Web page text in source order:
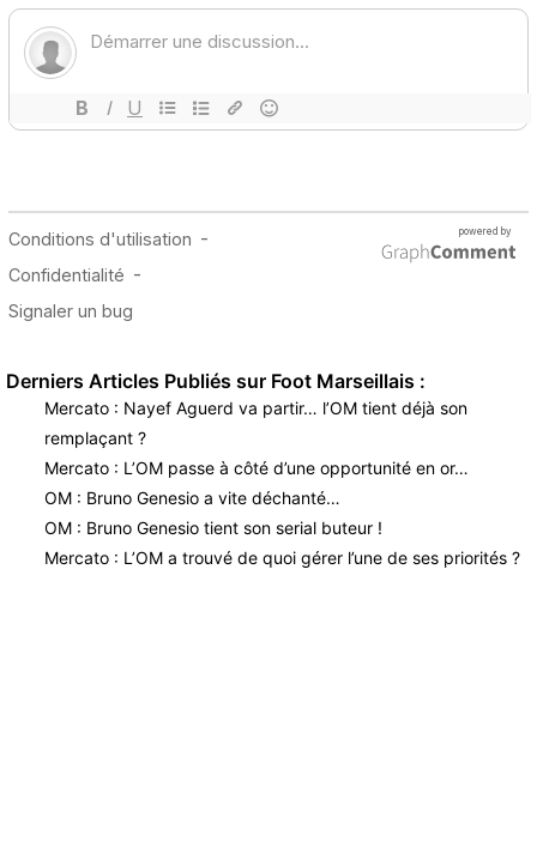
Derniers Articles Publiés sur Foot Marseillais :
Mercato : Nayef Aguerd va partir… l’OM tient déjà son
remplaçant ?
Mercato : L’OM passe à côté d’une opportunité en or…
OM : Bruno Genesio a vite déchanté…
OM : Bruno Genesio tient son serial buteur !
Mercato : L’OM a trouvé de quoi gérer l’une de ses priorités ?